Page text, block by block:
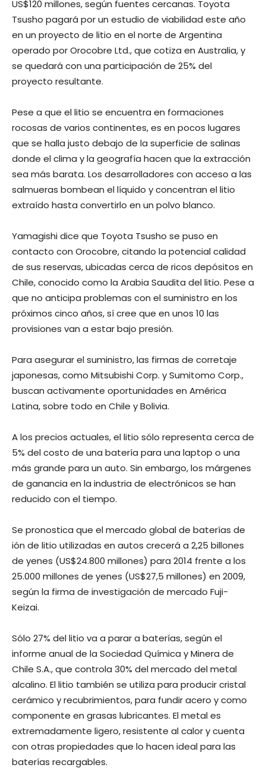
US$120 millones, según fuentes cercanas. Toyota
Tsusho pagará por un estudio de viabilidad este año
en un proyecto de litio en el norte de Argentina
operado por Orocobre Ltd., que cotiza en Australia, y
se quedará con una participación de 25% del
proyecto resultante.
Pese a que el litio se encuentra en formaciones
rocosas de varios continentes, es en pocos lugares
que se halla justo debajo de la superficie de salinas
donde el clima y la geografía hacen que la extracción
sea más barata. Los desarrolladores con acceso a las
salmueras bombean el líquido y concentran el litio
extraído hasta convertirlo en un polvo blanco.
Yamagishi dice que Toyota Tsusho se puso en
contacto con Orocobre, citando la potencial calidad
de sus reservas, ubicadas cerca de ricos depósitos en
Chile, conocido como la Arabia Saudita del litio. Pese a
que no anticipa problemas con el suministro en los
próximos cinco años, sí cree que en unos 10 las
provisiones van a estar bajo presión.
Para asegurar el suministro, las firmas de corretaje
japonesas, como Mitsubishi Corp. y Sumitomo Corp.,
buscan activamente oportunidades en América
Latina, sobre todo en Chile y Bolivia.
A los precios actuales, el litio sólo representa cerca de
5% del costo de una batería para una laptop o una
más grande para un auto. Sin embargo, los márgenes
de ganancia en la industria de electrónicos se han
reducido con el tiempo.
Se pronostica que el mercado global de baterías de
ión de litio utilizadas en autos crecerá a 2,25 billones
de yenes (US$24.800 millones) para 2014 frente a los
25.000 millones de yenes (US$27,5 millones) en 2009,
según la firma de investigación de mercado Fuji-
Keizai.
Sólo 27% del litio va a parar a baterías, según el
informe anual de la Sociedad Química y Minera de
Chile S.A., que controla 30% del mercado del metal
alcalino. El litio también se utiliza para producir cristal
cerámico y recubrimientos, para fundir acero y como
componente en grasas lubricantes. El metal es
extremadamente ligero, resistente al calor y cuenta
con otras propiedades que lo hacen ideal para las
baterías recargables.